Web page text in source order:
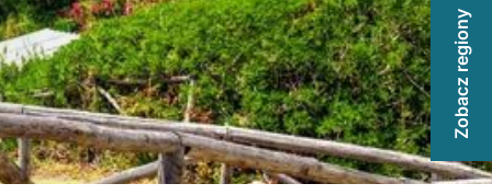
Zobacz regiony